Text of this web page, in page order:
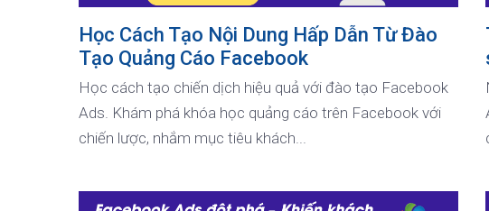
Học Cách Tạo Nội Dung Hấp Dẫn Từ Đào
Tạo Quảng Cáo Facebook
Học cách tạo chiến dịch hiệu quả với đào tạo Facebook
Ads. Khám phá khóa học quảng cáo trên Facebook với
chiến lược, nhắm mục tiêu khách...